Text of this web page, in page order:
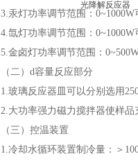
3.汞灯功率调节范围：
4.氙灯功率调节范围：
5.金卤灯功率调节范围：
（二）d容量反应部分
1.玻璃反应器皿可以分别选用
2.大功率强力磁力搅拌器使样品
（三）控温装置
1.冷却水循环装置制冷量：＞